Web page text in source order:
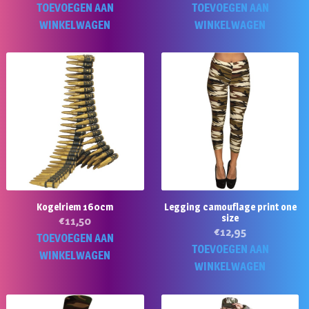
TOEVOEGEN AAN
WINKELWAGEN
TOEVOEGEN AAN
WINKELWAGEN
Kogelriem 160cm
€11,50
TOEVOEGEN AAN
WINKELWAGEN
Legging camouflage print one
size
€12,95
TOEVOEGEN AAN
WINKELWAGEN